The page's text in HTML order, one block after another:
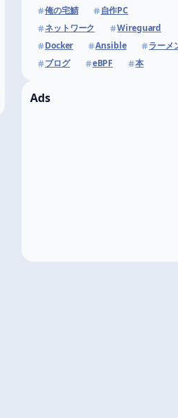
俺の宅鯖
自作PC
ネットワーク
Wireguard
Docker
Ansible
ラーメ
ブログ
eBPF 本
Ads